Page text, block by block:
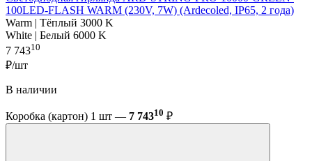
100LED-FLASH WARM (230V, 7W) (Ardecoled, IP65, 2 года)
Warm | Тёплый 3000 K
White | Белый 6000 K
7 74310
₽/шт
В наличии
Коробка (картон) 1 шт — 7 74310 ₽